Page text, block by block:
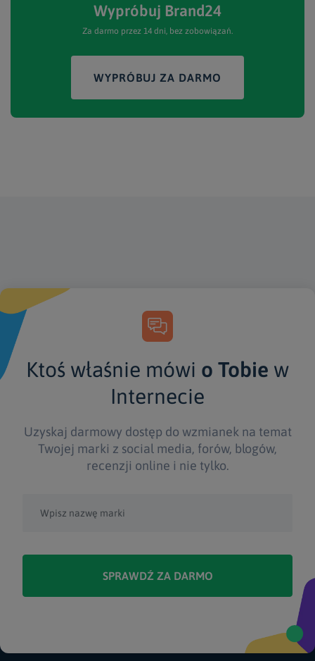
Wypróbuj Brand24
Za darmo przez 14 dni, bez zobowiązań.
WYPRÓBUJ ZA DARMO
Ktoś właśnie mówi o Tobie w
Internecie
Uzyskaj darmowy dostęp do wzmianek na temat
Twojej marki z social media, forów, blogów,
recenzji online i nie tylko.
SPRAWDŹ ZA DARMO